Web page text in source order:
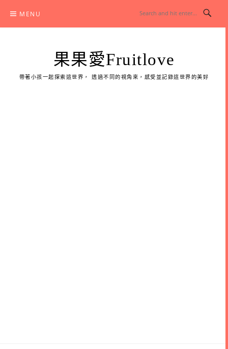
content
MENU
果果愛Fruitlove
帶著小孩一起探索這世界， 透過不同的視角來，感受並記錄這世界的美好